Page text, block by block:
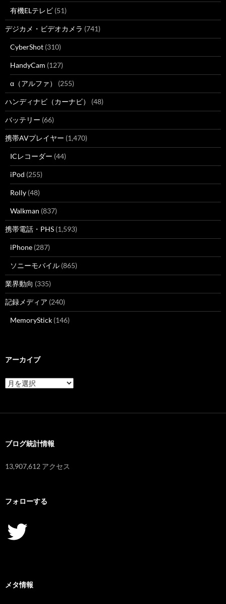
有機ELテレビ (51)
デジカメ・ビデオカメラ (741)
CyberShot (310)
HandyCam (127)
α（アルファ） (255)
ハンディナビ（カーナビ） (48)
バッテリー (66)
携帯AVプレイヤー (1,470)
ICレコーダー (44)
iPod (255)
Rolly (48)
Walkman (837)
携帯電話・PHS (1,593)
iPhone (287)
ソニーモバイル (865)
業界動向 (335)
記録メディア (240)
MemoryStick (146)
アーカイブ
ア
ー
ブログ統計情報
13,907,612 アクセス
フォローする
Twitter
メタ情報